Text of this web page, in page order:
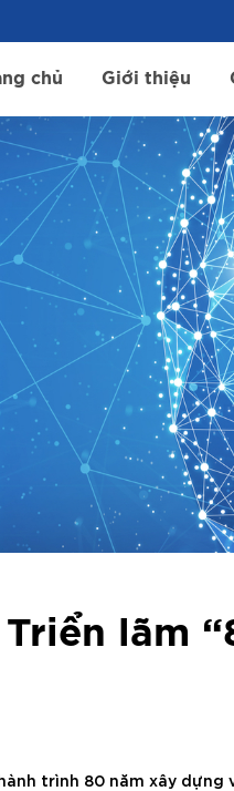
chủ Giới thiệu
lãm
trình 80 năm xây dựng